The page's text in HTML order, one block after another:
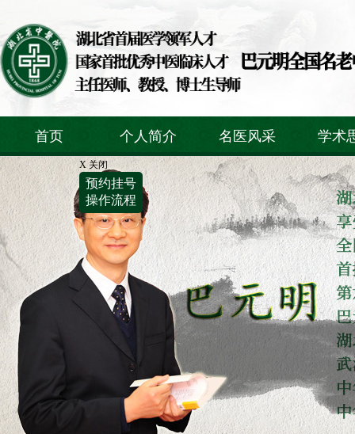
首页 个人简介 名医风采 学术
X 关闭
预约挂号
操作流程